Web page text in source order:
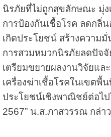
นิรภัยที่ไม่ถูกสุขลักษณะ มุ่
การป้องกันเชื้อโรค ลดกลิ่
เกิดประโยชน์ สร้างความ
การสวมหมวกนิรภัยลดปัจจั
เตรียมขยายผลงานวิจัยแล
เครื่องฆ่าเชื้อโรคในเขตพื้
ประโยชน์เชิงพาณิชย์ต่อไ
2567” น.ส.ภาสวรรณ กล่าว